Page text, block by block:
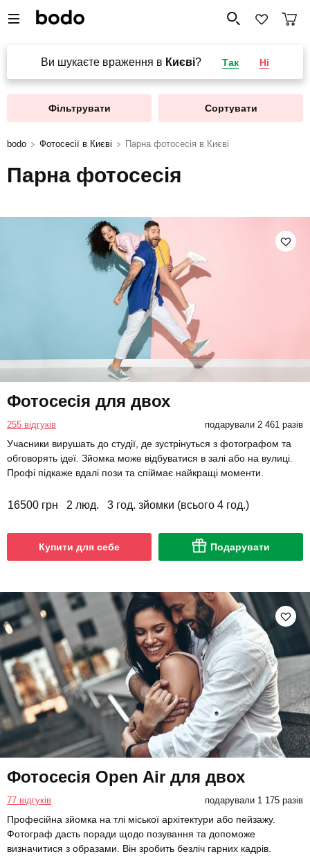
Ви шукаєте враження в Києві? Так Ні
Фільтрувати Сортувати
bodo Фотосесії в Києві Парна фотосесія в Києві
Парна фотосесія
Фотосесія для двох
255 відгуків подарували 2 461 разів
Учасники вирушать до студії, де зустрінуться з фотографом та
обговорять ідеї. Зйомка може відбуватися в залі або на вулиці.
Профі підкаже вдалі пози та спіймає найкращі моменти.
16500 грн 2 люд. 3 год. зйомки (всього 4 год.)
Купити для себе Подарувати
Фотосесія Open Air для двох
77 відгуків подарували 1 175 разів
Професійна зйомка на тлі міської архітектури або пейзажу.
Фотограф дасть поради щодо позування та допоможе
визначитися з образами. Він зробить безліч гарних кадрів.